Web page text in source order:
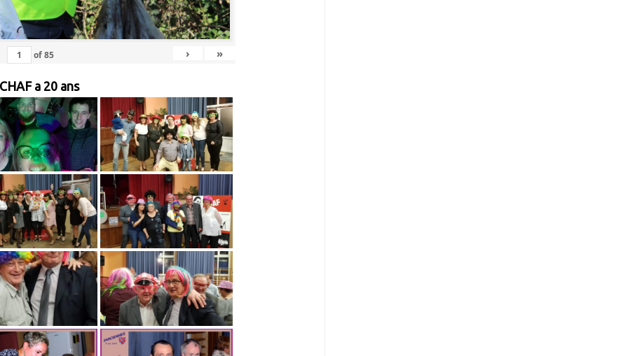
of85 › »
a 20 ans